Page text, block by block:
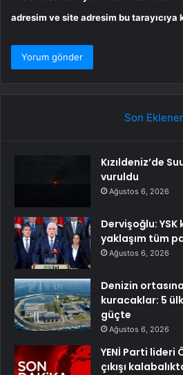
adresim ve site adresim bu tarayıcıya
Son
Kızıldeniz’de
vuruldu
Ağustos 6, 2026
Dervişoğlu: YSK
yaklaşım tüm
Ağustos 6, 2026
Denizin
kuracaklar: 5
güçte
Ağustos 6, 2026
YENİ Parti lideri
çıkışı